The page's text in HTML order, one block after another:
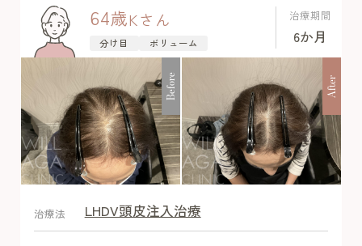
64歳Kさん
分け目 ボリューム
治療期間
6か月
Before After
After
治療法 LHDV頭皮注入治療